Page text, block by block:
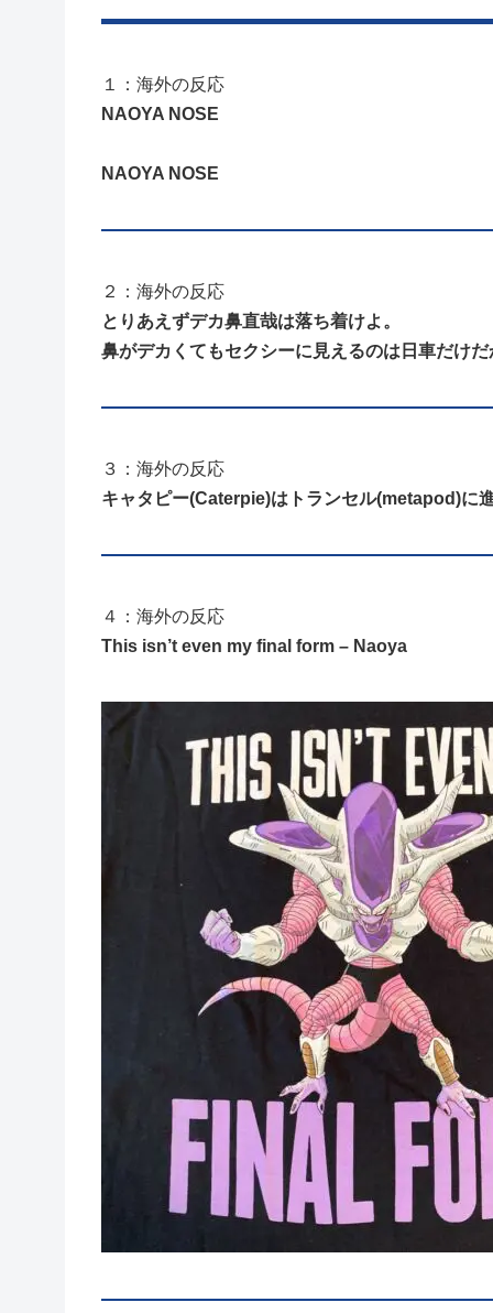
１：海外の反応
NAOYA NOSE
NAOYA NOSE
２：海外の反応
とりあえずデカ鼻直哉は落ち着けよ。
鼻がデカくてもセクシーに見えるのは日車だけだ
３：海外の反応
キャタピー(Caterpie)はトランセル(metapod)に
４：海外の反応
This isn’t even my final form – Naoya